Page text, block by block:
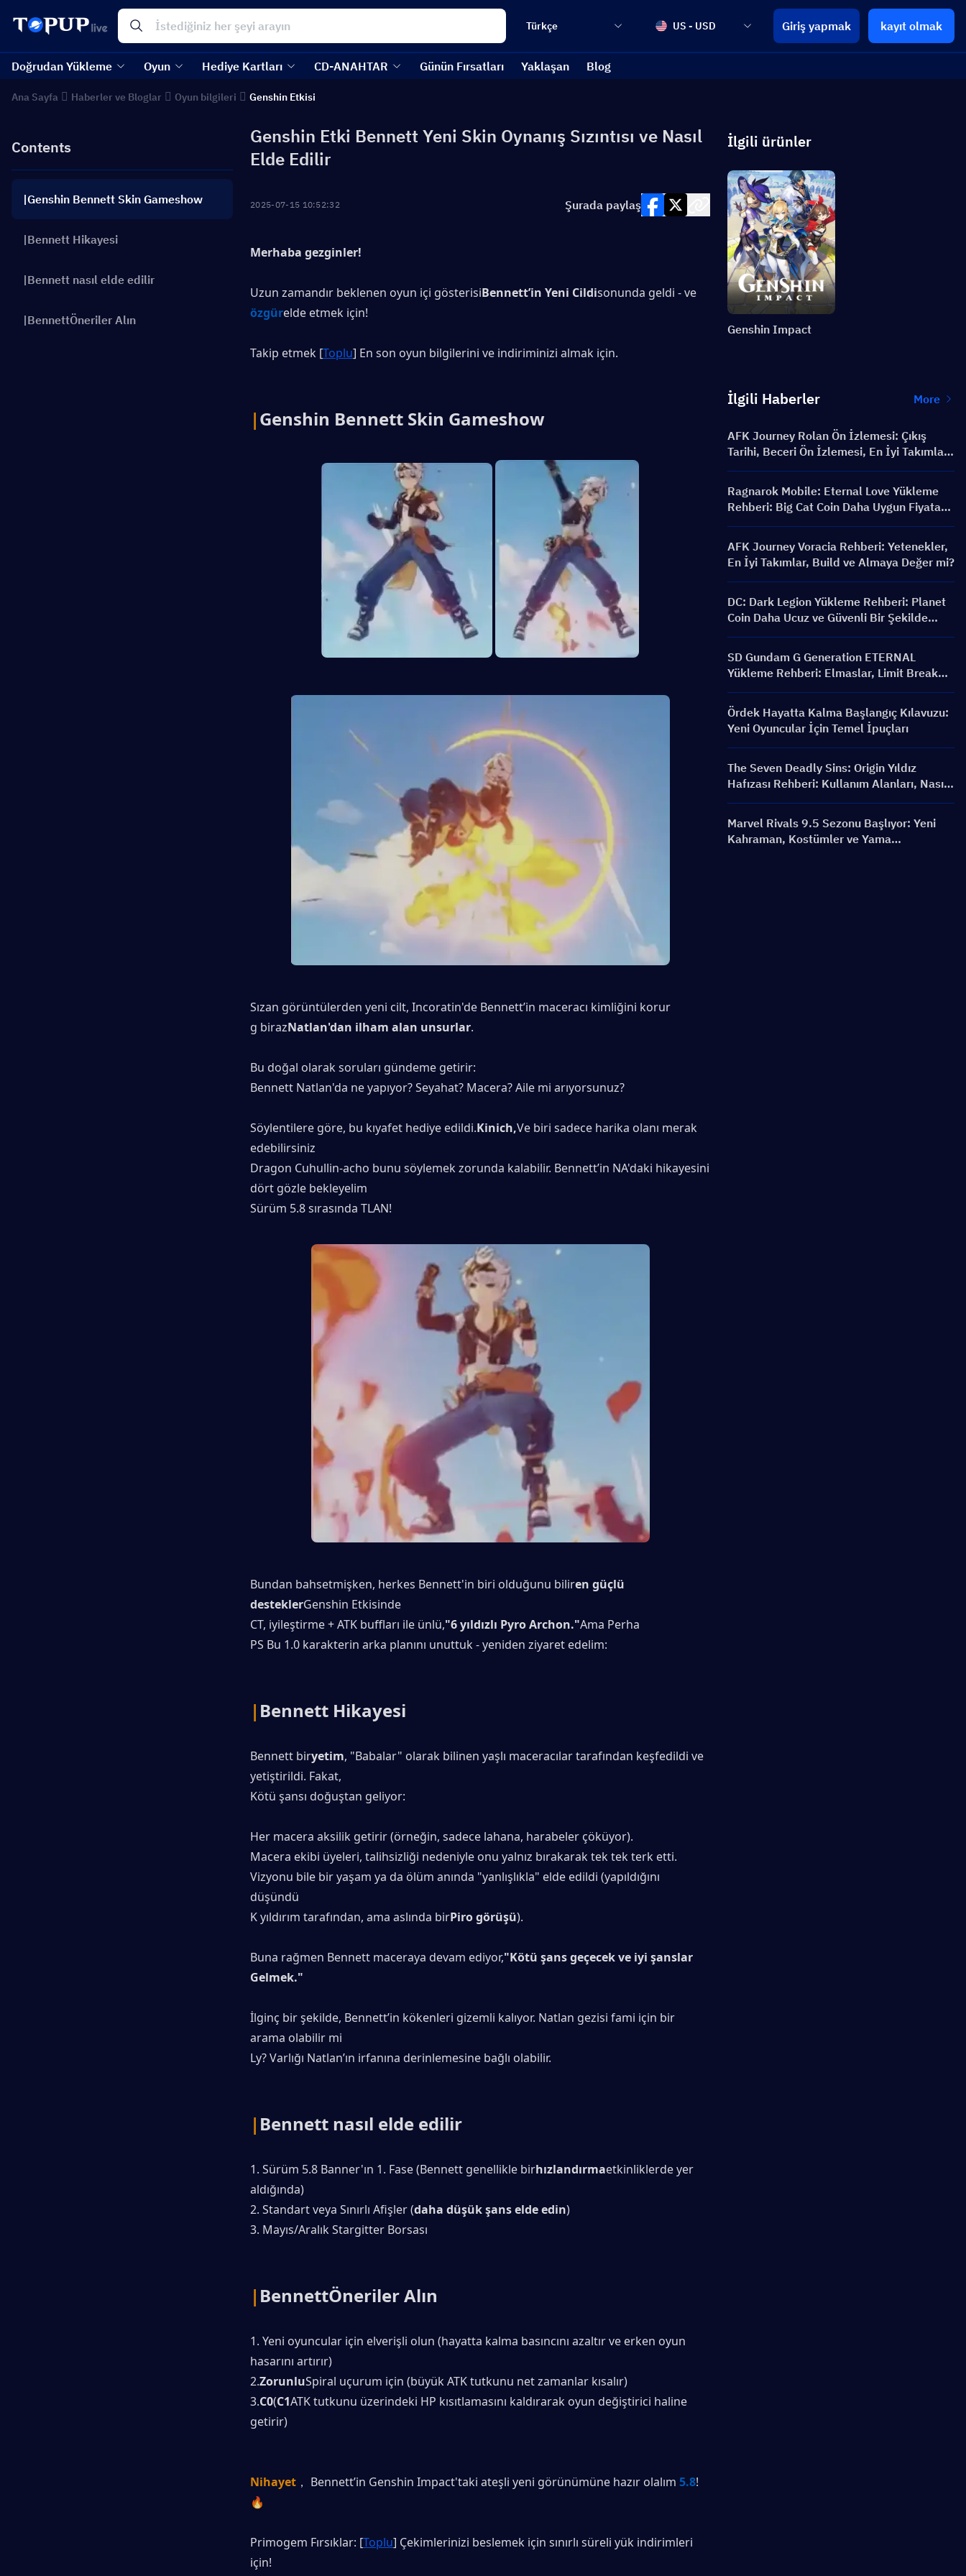
Türkçe US - USD Giriş yapmak kayıt olmak
Doğrudan Yükleme Oyun Hediye Kartları CD-ANAHTAR Günün Fırsatları Yaklaşan Blog
Ana Sayfa Haberler ve Bloglar Oyun bilgileri Genshin Etkisi
Contents
|Genshin Bennett Skin Gameshow
|Bennett Hikayesi
|Bennett nasıl elde edilir
|BennettÖneriler Alın
Genshin Etki Bennett Yeni Skin Oynanış Sızıntısı ve Nasıl
Elde Edilir
2025-07-15 10:52:32 Şurada paylaş
Merhaba gezginler!
Uzun zamandır beklenen oyun içi gösterisiBennett’in Yeni Cildisonunda geldi - ve
özgürelde etmek için!
Takip etmek [Toplu] En son oyun bilgilerini ve indiriminizi almak için.
|Genshin Bennett Skin Gameshow
Sızan görüntülerden yeni cilt, Incoratin'de Bennett’in maceracı kimliğini korur
g birazNatlan'dan ilham alan unsurlar.
Bu doğal olarak soruları gündeme getirir:
Bennett Natlan'da ne yapıyor? Seyahat? Macera? Aile mi arıyorsunuz?
Söylentilere göre, bu kıyafet hediye edildi.Kinich,Ve biri sadece harika olanı merak
edebilirsiniz
Dragon Cuhullin-acho bunu söylemek zorunda kalabilir. Bennett’in NA'daki hikayesini
dört gözle bekleyelim
Sürüm 5.8 sırasında TLAN!
Bundan bahsetmişken, herkes Bennett'in biri olduğunu biliren güçlü
desteklerGenshin Etkisinde
CT, iyileştirme + ATK buffları ile ünlü,"6 yıldızlı Pyro Archon."Ama Perha
PS Bu 1.0 karakterin arka planını unuttuk - yeniden ziyaret edelim:
| Bennett Hikayesi
Bennett biryetim, "Babalar" olarak bilinen yaşlı maceracılar tarafından keşfedildi ve
yetiştirildi. Fakat,
Kötü şansı doğuştan geliyor:
Her macera aksilik getirir (örneğin, sadece lahana, harabeler çöküyor).
Macera ekibi üyeleri, talihsizliği nedeniyle onu yalnız bırakarak tek tek terk etti.
Vizyonu bile bir yaşam ya da ölüm anında "yanlışlıkla" elde edildi (yapıldığını
düşündü
K yıldırım tarafından, ama aslında birPiro görüşü).
Buna rağmen Bennett maceraya devam ediyor,"Kötü şans geçecek ve iyi şanslar
Gelmek."
İlginç bir şekilde, Bennett’in kökenleri gizemli kalıyor. Natlan gezisi fami için bir
arama olabilir mi
Ly? Varlığı Natlan’ın irfanına derinlemesine bağlı olabilir.
| Bennett nasıl elde edilir
1. Sürüm 5.8 Banner'ın 1. Fase (Bennett genellikle birhızlandırmaetkinliklerde yer
aldığında)
2. Standart veya Sınırlı Afişler (daha düşük şans elde edin)
3. Mayıs/Aralık Stargitter Borsası
| BennettÖneriler Alın
1. Yeni oyuncular için elverişli olun (hayatta kalma basıncını azaltır ve erken oyun
hasarını artırır)
2.ZorunluSpiral uçurum için (büyük ATK tutkunu net zamanlar kısalır)
3.C0(C1ATK tutkunu üzerindeki HP kısıtlamasını kaldırarak oyun değiştirici haline
getirir)
Nihayet ， Bennett’in Genshin Impact'taki ateşli yeni görünümüne hazır olalım 5.8!
🔥
Primogem Fırsıklar: [Toplu] Çekimlerinizi beslemek için sınırlı süreli yük indirimleri
için!
İlgili ürünler
Genshin Impact
İlgili Haberler More
AFK Journey Rolan Ön İzlemesi: Çıkış
Tarihi, Beceri Ön İzlemesi, En İyi Takımlar
ve Kahraman Rehberi
Ragnarok Mobile: Eternal Love Yükleme
Rehberi: Big Cat Coin Daha Uygun Fiyata
Nasıl Satın Alınır?
AFK Journey Voracia Rehberi: Yetenekler,
En İyi Takımlar, Build ve Almaya Değer mi?
DC: Dark Legion Yükleme Rehberi: Planet
Coin Daha Ucuz ve Güvenli Bir Şekilde
Nasıl Satın Alınır?
SD Gundam G Generation ETERNAL
Yükleme Rehberi: Elmaslar, Limit Break
Paketleri, Fiyatlar ve Yükleme Yöntemleri
Ördek Hayatta Kalma Başlangıç Kılavuzu:
Yeni Oyuncular İçin Temel İpuçları
The Seven Deadly Sins: Origin Yıldız
Hafızası Rehberi: Kullanım Alanları, Nasıl
Alınır ve En İyi Harcama İpuçları
Marvel Rivals 9.5 Sezonu Başlıyor: Yeni
Kahraman, Kostümler ve Yama